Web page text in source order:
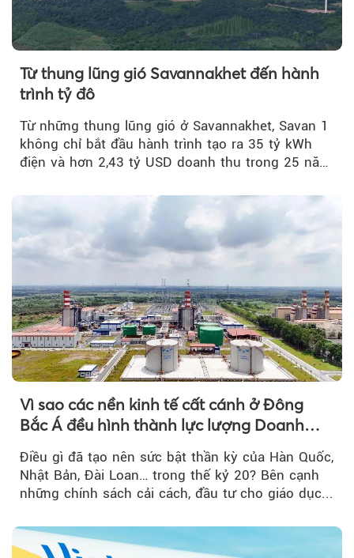
Từ thung lũng gió Savannakhet đến hành
trình tỷ đô
Từ những thung lũng gió ở Savannakhet, Savan 1
không chỉ bắt đầu hành trình tạo ra 35 tỷ kWh
điện và hơn 2,43 tỷ USD doanh thu trong 25 năm
Vì sao các nền kinh tế cất cánh ở Đông
Bắc Á đều hình thành lực lượng Doanh
Điều gì đã tạo nên sức bật thần kỳ của Hàn Quốc,
Nhật Bản, Đài Loan… trong thế kỷ 20? Bên cạnh
những chính sách cải cách, đầu tư cho giáo dục...